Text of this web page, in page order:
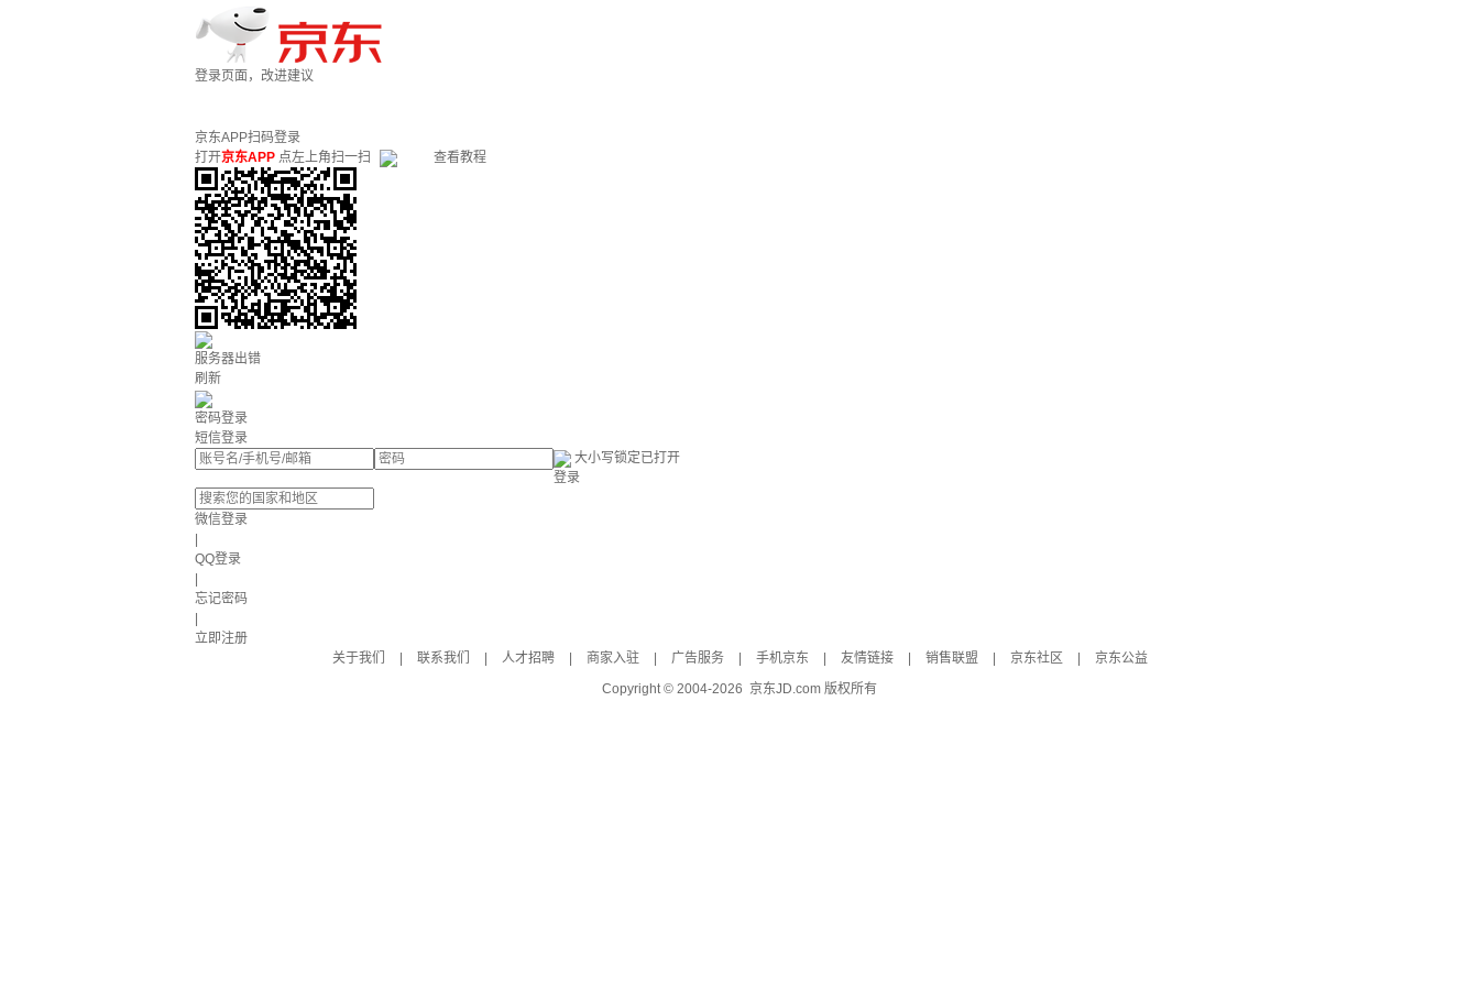
登录页面，改进建议
京东APP扫码登录
打开京东APP 点左上角扫一扫 查看教程
服务器出错
刷新
密码登录
短信登录
大小写锁定已打开
登录
微信登录
QQ登录
忘记密码
立即注册
关于我们
联系我们 人才招聘 商家入驻 广告服务 手机京东 友情链接 销售联盟 京东社区
京东公益
Copyright © 2004-2026 京东JD.com 版权所有